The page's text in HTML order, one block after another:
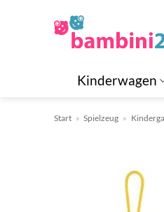
Kinderwagen
Start » Spielzeug »